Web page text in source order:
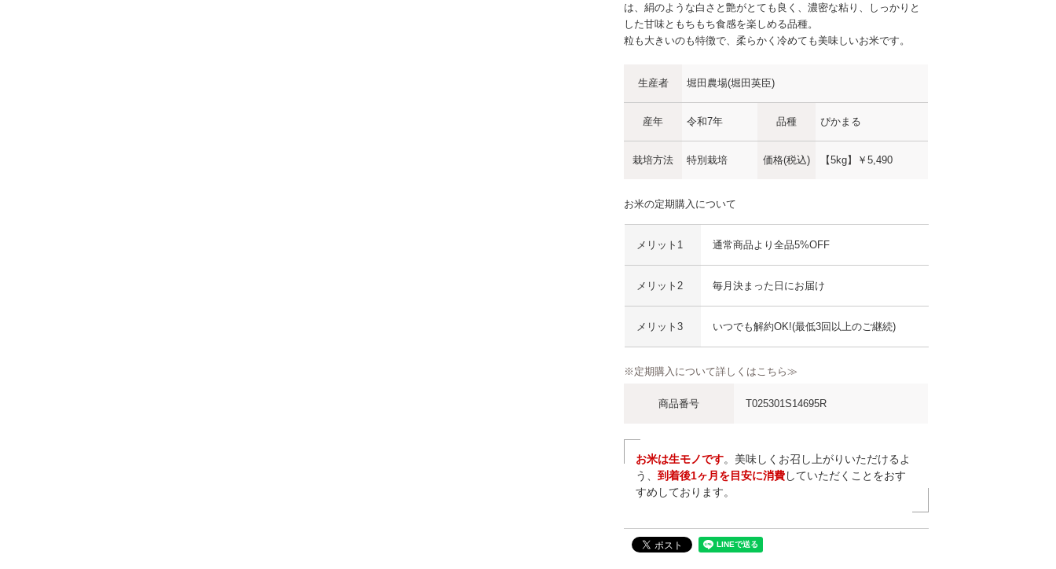
は、絹のような白さと艶がとても良く、濃密な粘り、しっかりと
した甘味ともちもち食感を楽しめる品種。
粒も大きいのも特徴で、柔らかく冷めても美味しいお米です。
生産者 堀田農場(堀田英臣)
産年 令和7年 品種 ぴかまる
栽培方法 特別栽培 価格(税込) 【5kg】 ￥5,490
お米の定期購入について
メリット1 通常商品より全品5%OFF
メリット2 毎月決まった日にお届け
メリット3 いつでも解約OK!(最低3回以上のご継続)
※定期購入について詳しくはこちら≫
商品番号 T025301S14695R
お米は生モノです。美味しくお召し上がりいただけるよ
う、到着後1ヶ月を目安に消費していただくことをおす
すめしております。